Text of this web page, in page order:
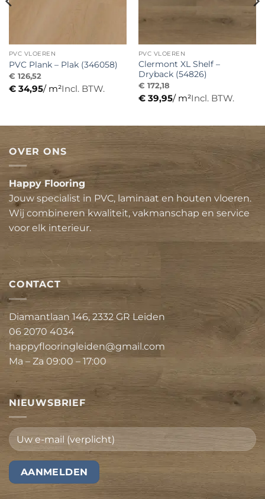
PVC VLOEREN
PVC Plank – Plak (346058)
€ 126,52
€34,95/ m²Incl. BTW.
PVC VLOEREN
Clermont XL Shelf –
Dryback (54826)
€ 172,18
€39,95/ m²Incl. BTW.
OVER ONS
Happy Flooring
Jouw specialist in PVC, laminaat en houten vloeren.
Wij combineren kwaliteit, vakmanschap en service
voor elk interieur.
CONTACT
Diamantlaan 146, 2332 GR Leiden
06 2070 4034
happyflooringleiden@gmail.com
Ma – Za 09:00 – 17:00
NIEUWSBRIEF